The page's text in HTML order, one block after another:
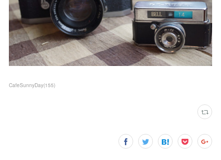
CafeSunnyDay(155)